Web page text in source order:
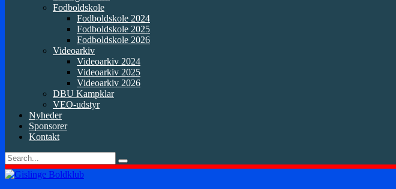
Fodboldskole
Fodboldskole 2024
Fodboldskole 2025
Fodboldskole 2026
Videoarkiv
Videoarkiv 2024
Videoarkiv 2025
Videoarkiv 2026
DBU Kampklar
VEO-udstyr
Nyheder
Sponsorer
Kontakt